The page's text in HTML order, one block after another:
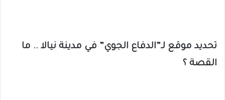
تحديد موقع لـ”الدفاع الجوي” في مدينة نيالا .. ما
القصة ؟